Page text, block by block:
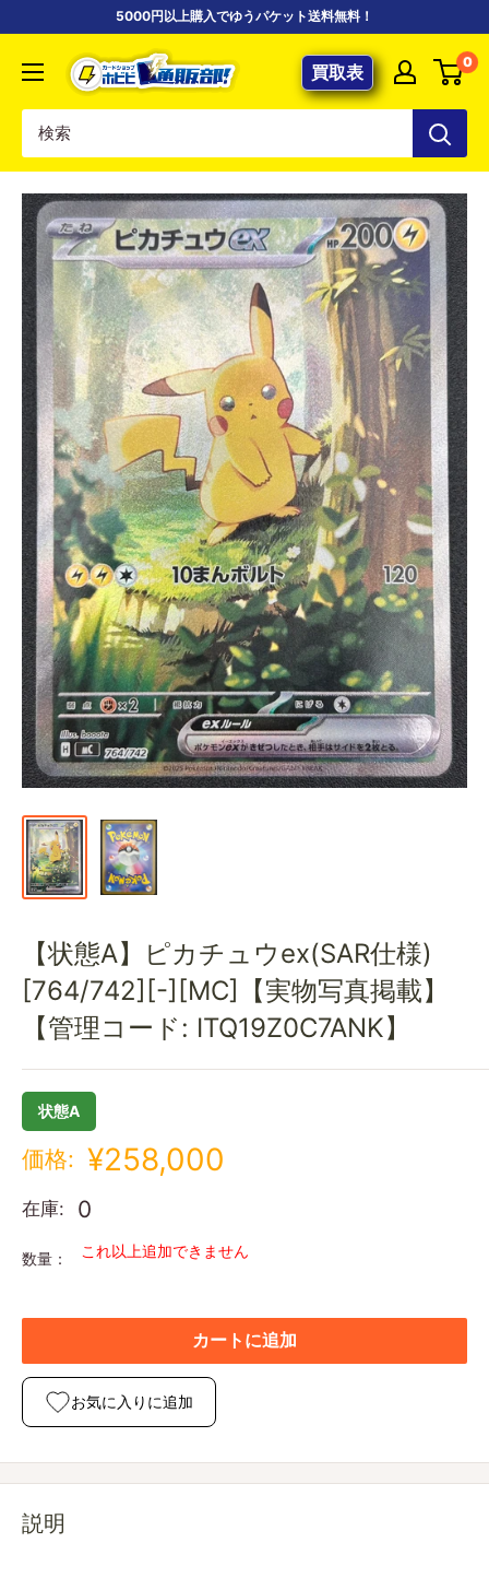
5000円以上購入でゆうパケット送料無料！
【ポ
ケ
専
門
店】
カ
ー
ド
シ
ョ
ッ
プ
ホ
ビ
ビ
通
販
部
買取表 0
【状態A】ピカチュウex(SAR仕様)
[764/742][-][MC]【実物写真掲載】
【管理コード: ITQ19Z0C7ANK】
状態A
価格: ¥258,000
在庫: 0
数量： これ以上追加できません
カートに追加
お気に入りに追加
説明